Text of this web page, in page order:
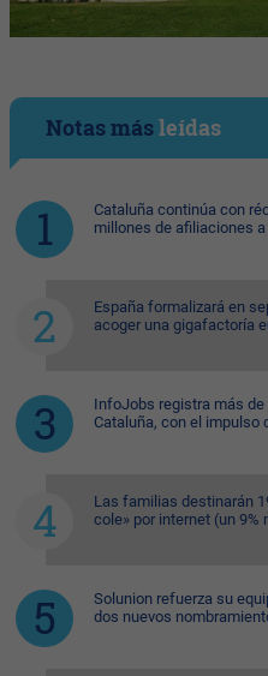
Notas másleídas
Cataluña continúa con
millones de afiliaciones a
España formalizará en
acoger una gigafactoría
InfoJobs registra más
Cataluña, con el impulso
Las familias destinarán
cole» por internet (un 9%
Solunion refuerza su
dos nuevos